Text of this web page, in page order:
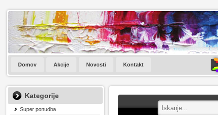
Domov Akcije Novosti Kontakt
Kategorije
Super ponudba